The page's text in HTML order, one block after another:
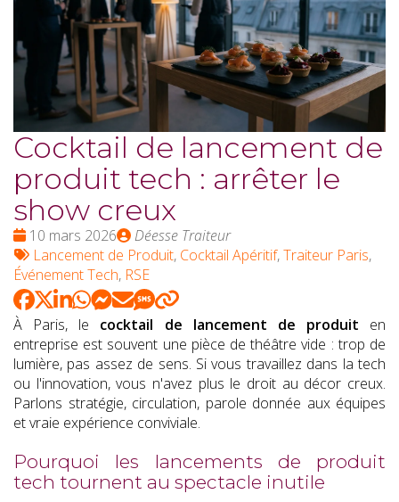
Cocktail de lancement de
produit tech : arrêter le
show creux
Date
:
10 mars 2026
Publié
par
Déesse Traiteur
Tags
:
Lancement de Produit, Cocktail Apéritif,Traiteur Paris,
Événement Tech, RSE
À Paris, le cocktail de lancement de produit en
entreprise est souvent une pièce de théâtre vide : trop de
lumière, pas assez de sens. Si vous travaillez dans la tech
ou l'innovation, vous n'avez plus le droit au décor creux.
Parlons stratégie, circulation, parole donnée aux équipes
et vraie expérience conviviale.
Pourquoi les lancements de produit
tech tournent au spectacle inutile